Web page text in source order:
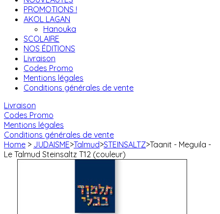
PROMOTIONS !
AKOL LAGAN
Hanouka
SCOLAIRE
NOS ÉDITIONS
Livraison
Codes Promo
Mentions légales
Conditions générales de vente
Livraison
Codes Promo
Mentions légales
Conditions générales de vente
Home > JUDAISME>Talmud>STEINSALTZ>Taanit - Meguila -
Le Talmud Steinsaltz T12 (couleur)